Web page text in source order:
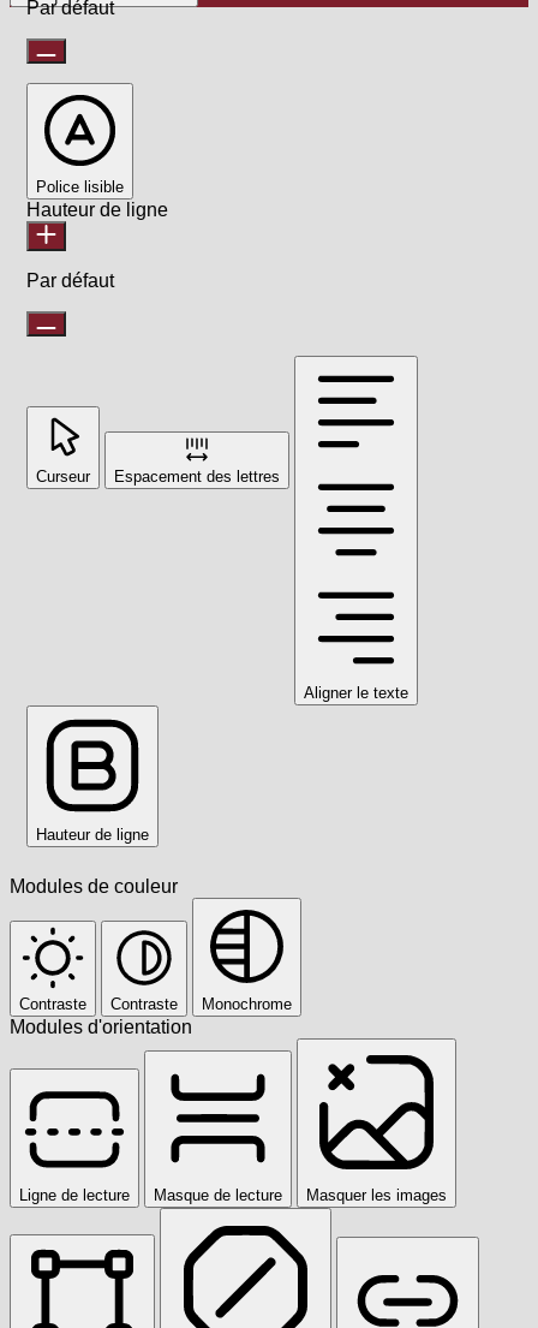
Par défaut
Police lisible
Hauteur de ligne
Par défaut
Curseur Espacement des lettres
Aligner le texte
Hauteur de ligne
Modules de couleur
Contraste Contraste Monochrome
Modules d'orientation
Ligne de lecture Masque de lecture Masquer les images